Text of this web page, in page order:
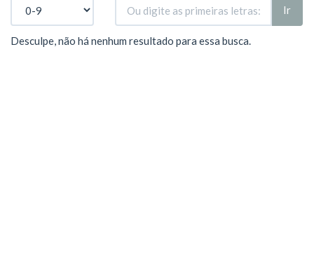
Ir
Desculpe, não há nenhum resultado para essa busca.